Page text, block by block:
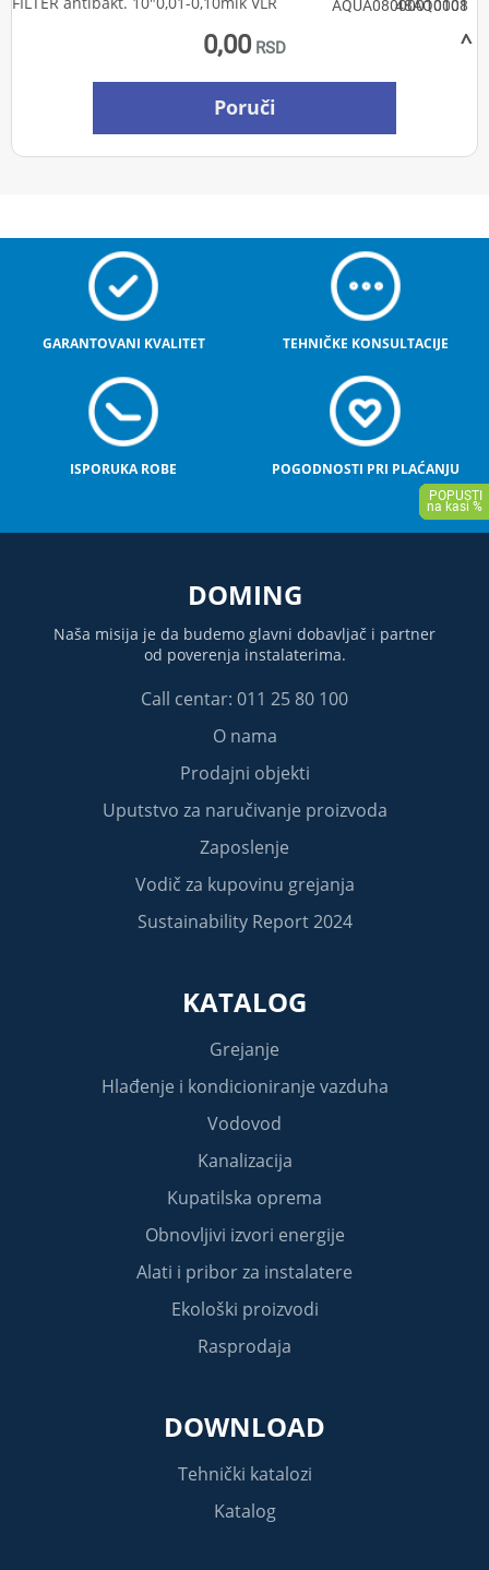
48AQ0108
AQUA08000010001
0,00 ^
Poruči
GARANTOVANI KVALITET TEHNIČKE KONSULTACIJE
ISPORUKA ROBE POGODNOSTI PRI PLAĆANJU
DOMING
Naša misija je da budemo glavni dobavljač i partner
od poverenja instalaterima.
Call centar: 011 25 80 100
O nama
Prodajni objekti
Uputstvo za naručivanje proizvoda
Zaposlenje
Vodič za kupovinu grejanja
Sustainability Report 2024
KATALOG
Grejanje
Hlađenje i kondicioniranje vazduha
Vodovod
Kanalizacija
Kupatilska oprema
Obnovljivi izvori energije
Alati i pribor za instalatere
Ekološki proizvodi
Rasprodaja
DOWNLOAD
Tehnički katalozi
Katalog